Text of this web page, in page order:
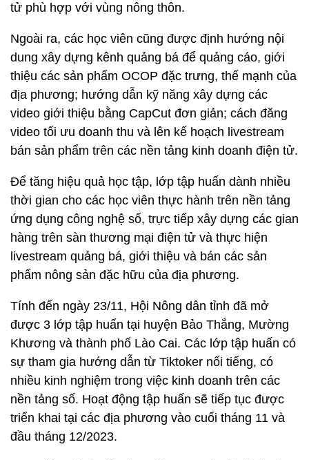
tử phù hợp với vùng nông thôn.
Ngoài ra, các học viên cũng được định hướng nội
dung xây dựng kênh quảng bá để quảng cáo, giới
thiệu các sản phẩm OCOP đặc trưng, thế mạnh của
địa phương; hướng dẫn kỹ năng xây dựng các
video giới thiệu bằng CapCut đơn giản; cách đăng
video tối ưu doanh thu và lên kế hoạch livestream
bán sản phẩm trên các nền tảng kinh doanh điện tử.
Để tăng hiệu quả học tập, lớp tập huấn dành nhiều
thời gian cho các học viên thực hành trên nền tảng
ứng dụng công nghệ số, trực tiếp xây dựng các gian
hàng trên sàn thương mại điện tử và thực hiện
livestream quảng bá, giới thiệu và bán các sản
phẩm nông sản đặc hữu của địa phương.
Tính đến ngày 23/11, Hội Nông dân tỉnh đã mở
được 3 lớp tập huấn tại huyện Bảo Thắng, Mường
Khương và thành phố Lào Cai. Các lớp tập huấn có
sự tham gia hướng dẫn từ Tiktoker nổi tiếng, có
nhiều kinh nghiệm trong việc kinh doanh trên các
nền tảng số. Hoạt động tập huấn sẽ tiếp tục được
triển khai tại các địa phương vào cuối tháng 11 và
đầu tháng 12/2023.